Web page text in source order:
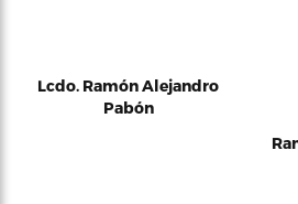
Lcdo. Ramón Alejandro
Pabón